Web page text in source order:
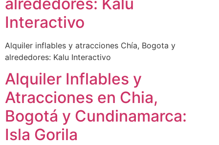
Interactivo
Alquiler inflables y atracciones Chía, Bogota y
alrededores: Kalu Interactivo
Alquiler Inflables y
Atracciones en Chia,
Bogotá y Cundinamarca:
Isla Gorila